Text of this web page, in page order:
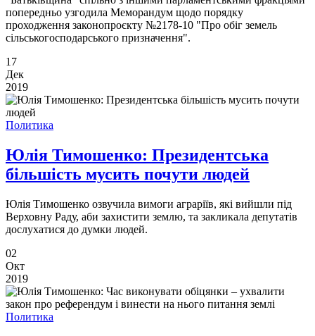
попередньо узгодила Меморандум щодо порядку
проходження законопроєкту №2178-10 "Про обіг земель
сільськогосподарського призначення".
17
Дек
2019
Политика
Юлія Тимошенко: Президентська
більшість мусить почути людей
Юлія Тимошенко озвучила вимоги аграріїв, які вийшли під
Верховну Раду, аби захистити землю, та закликала депутатів
дослухатися до думки людей.
02
Окт
2019
Политика